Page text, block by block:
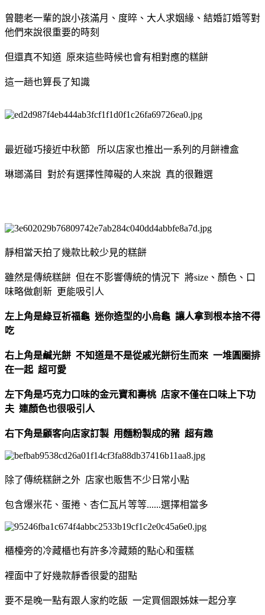
曾聽老一輩的說小孩滿月、度晬、大人求姻緣、結婚訂婚等對
他們來說很重要的時刻
但還真不知道 原來這些時候也會有相對應的糕餅
這一趟也算長了知識
最近碰巧接近中秋節 所以店家也推出一系列的月餅禮盒
琳瑯滿目 對於有選擇性障礙的人來說 真的很難選
靜相當天拍了幾款比較少見的糕餅
雖然是傳統糕餅 但在不影響傳統的情況下 將size、顏色、口
味略做創新 更能吸引人
左上角是綠豆祈福龜 迷你造型的小烏龜 讓人拿到根本捨不得
吃
右上角是鹹光餅 不知道是不是從戚光餅衍生而來 一堆圓圈排
在一起 超可愛
左下角是巧克力口味的金元寶和壽桃 店家不僅在口味上下功
夫 連顏色也很吸引人
右下角是顧客向店家訂製 用麵粉製成的豬 超有趣
除了傳統糕餅之外 店家也販售不少日常小點
包含爆米花、蛋捲、杏仁瓦片等等......選擇相當多
櫃檯旁的冷藏櫃也有許多冷藏類的點心和蛋糕
裡面中了好幾款靜香很愛的甜點
要不是晚一點有跟人家約吃飯 一定買個跟姊妹一起分享